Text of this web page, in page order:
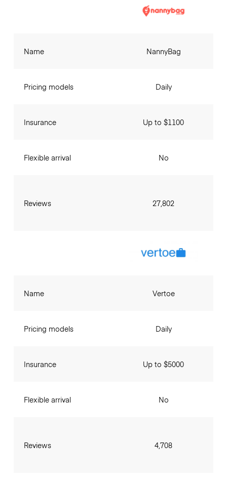
Name
Pricing models
Insurance
Flexible arrival
Reviews
NannyBag
Daily
Up to $1100
No
27,802
Name
Pricing models
Insurance
Flexible arrival
Reviews
Vertoe
Daily
Up to $5000
No
4,708